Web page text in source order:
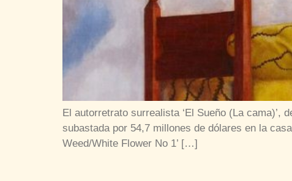
El autorretrato surrealista ‘El Sueño (La
subastada por 54,7 millones de dólares en la
Weed/White Flower No 1’ […]